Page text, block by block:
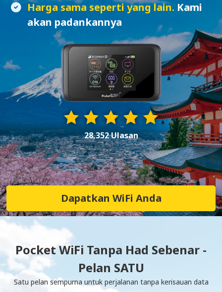
Harga sama seperti yang lain. Kami
akan padankannya
28,352 Ulasan
Dapatkan WiFi Anda
Pocket WiFi Tanpa Had Sebenar -
Pelan SATU
Satu pelan sempurna untuk perjalanan tanpa kerisauan data